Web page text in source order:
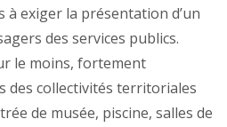
exiger la présentation d’un
des services publics.
le moins, fortement
des collectivités territoriales
de musée, piscine, salles de